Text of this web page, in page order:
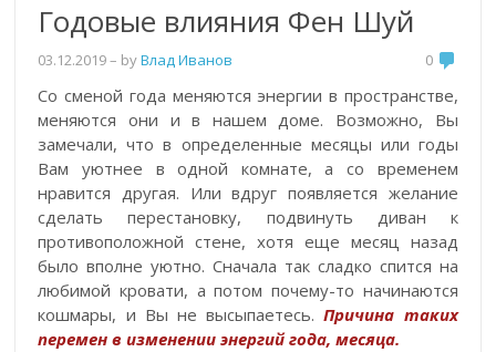
Годовые влияния Фен Шуй
03.12.2019– byВлад Иванов 0
Со сменой года меняются энергии в пространстве,
меняются они и в нашем доме. Возможно, Вы
замечали, что в определенные месяцы или годы
Вам уютнее в одной комнате, а со временем
нравится другая. Или вдруг появляется желание
сделать перестановку, подвинуть диван к
противоположной стене, хотя еще месяц назад
было вполне уютно. Сначала так сладко спится на
любимой кровати, а потом почему-то начинаются
кошмары, и Вы не высыпаетесь.Причина таких
перемен в изменении энергий года, месяца.